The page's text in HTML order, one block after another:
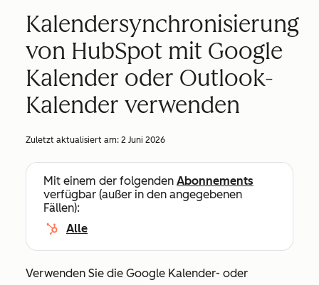
Kalendersynchronisierung
von HubSpot mit Google
Kalender oder Outlook-
Kalender verwenden
Zuletzt aktualisiert am: 2 Juni 2026
Mit einem der folgenden Abonnements
verfügbar (außer in den angegebenen
Fällen):
Alle
Verwenden Sie die Google Kalender- oder